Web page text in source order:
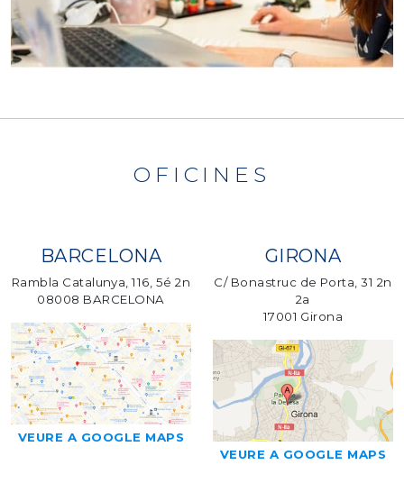
OFICINES
BARCELONA
Rambla Catalunya, 116, 5é 2n
08008 BARCELONA
VEURE A GOOGLE MAPS
GIRONA
C/ Bonastruc de Porta, 31 2n
2a
17001 Girona
VEURE A GOOGLE MAPS